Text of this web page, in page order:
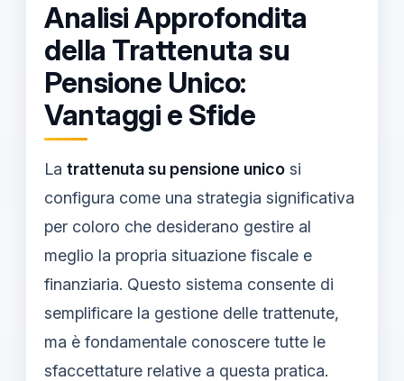
Analisi Approfondita
della Trattenuta su
Pensione Unico:
Vantaggi e Sfide
La trattenuta su pensione unico si
configura come una strategia significativa
per coloro che desiderano gestire al
meglio la propria situazione fiscale e
finanziaria. Questo sistema consente di
semplificare la gestione delle trattenute,
ma è fondamentale conoscere tutte le
sfaccettature relative a questa pratica.